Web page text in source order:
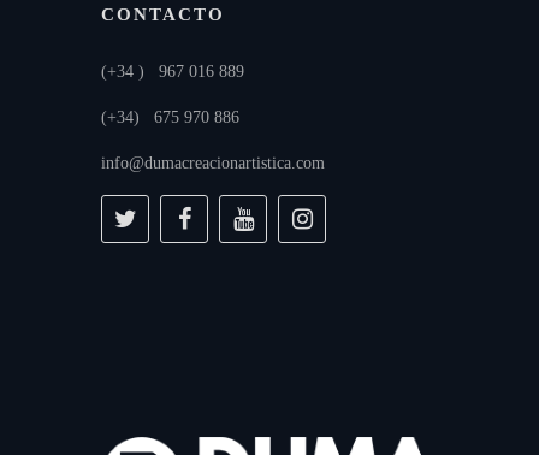
CONTACTO
(+34 ) 967 016 889
(+34) 675 970 886
info@dumacreacionartistica.com